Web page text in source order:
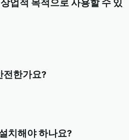
업적 목적으로 사용할 수 있
한가요?
치해야 하나요?